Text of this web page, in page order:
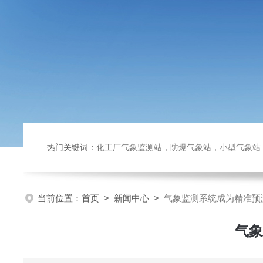
热门关键词： 化工厂气象监测站，防爆气象站，小型气象站，化
当前位置： 首页 > 新闻中心 > 气象监测系统成为精准
气